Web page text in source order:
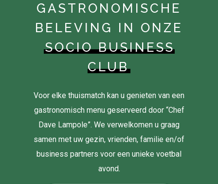
GASTRONOMISCHE
BELEVING IN ONZE
SOCIO BUSINESS
CLUB
Voor elke thuismatch kan u genieten van een
gastronomisch menu geserveerd door “Chef
Dave Lampole”. We verwelkomen u graag
samen met uw gezin, vrienden, familie en/of
business partners voor een unieke voetbal
avond.